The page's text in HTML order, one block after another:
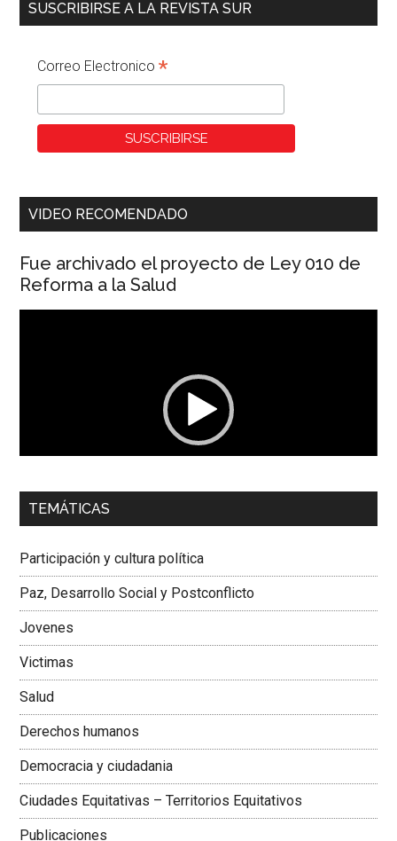
SUSCRIBIRSE A LA REVISTA SUR
Correo Electronico*
VIDEO RECOMENDADO
Fue archivado el proyecto de Ley 010 de
Reforma a la Salud
00:00 01:04
Dra. Carolina Corcho Mejía,Presidenta Corporación
Colombiana
TEMÁTICAS
Participación y cultura política
Paz, Desarrollo Social y Postconflicto
Jovenes
Victimas
Salud
Derechos humanos
Democracia y ciudadania
Ciudades Equitativas – Territorios Equitativos
Publicaciones